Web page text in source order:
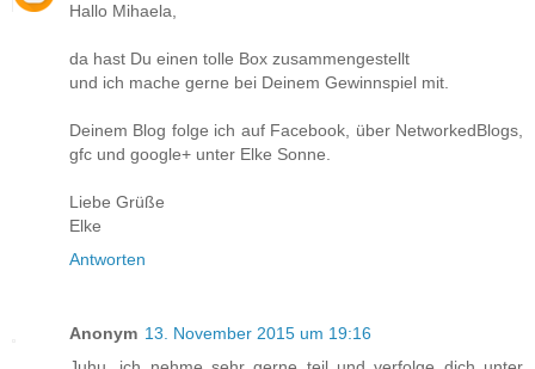
Hallo Mihaela,
da hast Du einen tolle Box zusammengestellt
und ich mache gerne bei Deinem Gewinnspiel mit.
Deinem Blog folge ich auf Facebook, über NetworkedBlogs,
gfc und google+ unter Elke Sonne.
Liebe Grüße
Elke
Antworten
Anonym 13. November 2015 um 19:16